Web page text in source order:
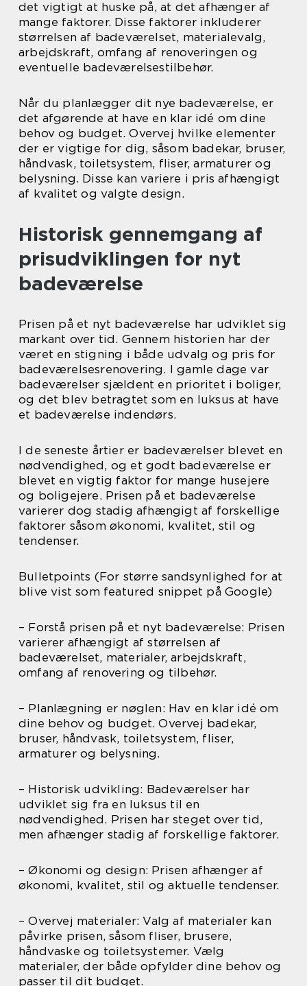
det vigtigt at huske på, at det afhænger af
mange faktorer. Disse faktorer inkluderer
størrelsen af badeværelset, materialevalg,
arbejdskraft, omfang af renoveringen og
eventuelle badeværelsestilbehør.
Når du planlægger dit nye badeværelse, er
det afgørende at have en klar idé om dine
behov og budget. Overvej hvilke elementer
der er vigtige for dig, såsom badekar, bruser,
håndvask, toiletsystem, fliser, armaturer og
belysning. Disse kan variere i pris afhængigt
af kvalitet og valgte design.
Historisk gennemgang af
prisudviklingen for nyt
badeværelse
Prisen på et nyt badeværelse har udviklet sig
markant over tid. Gennem historien har der
været en stigning i både udvalg og pris for
badeværelsesrenovering. I gamle dage var
badeværelser sjældent en prioritet i boliger,
og det blev betragtet som en luksus at have
et badeværelse indendørs.
I de seneste årtier er badeværelser blevet en
nødvendighed, og et godt badeværelse er
blevet en vigtig faktor for mange husejere
og boligejere. Prisen på et badeværelse
varierer dog stadig afhængigt af forskellige
faktorer såsom økonomi, kvalitet, stil og
tendenser.
Bulletpoints (For større sandsynlighed for at
blive vist som featured snippet på Google)
– Forstå prisen på et nyt badeværelse: Prisen
varierer afhængigt af størrelsen af
badeværelset, materialer, arbejdskraft,
omfang af renovering og tilbehør.
– Planlægning er nøglen: Hav en klar idé om
dine behov og budget. Overvej badekar,
bruser, håndvask, toiletsystem, fliser,
armaturer og belysning.
– Historisk udvikling: Badeværelser har
udviklet sig fra en luksus til en
nødvendighed. Prisen har steget over tid,
men afhænger stadig af forskellige faktorer.
– Økonomi og design: Prisen afhænger af
økonomi, kvalitet, stil og aktuelle tendenser.
– Overvej materialer: Valg af materialer kan
påvirke prisen, såsom fliser, brusere,
håndvaske og toiletsystemer. Vælg
materialer, der både opfylder dine behov og
passer til dit budget.